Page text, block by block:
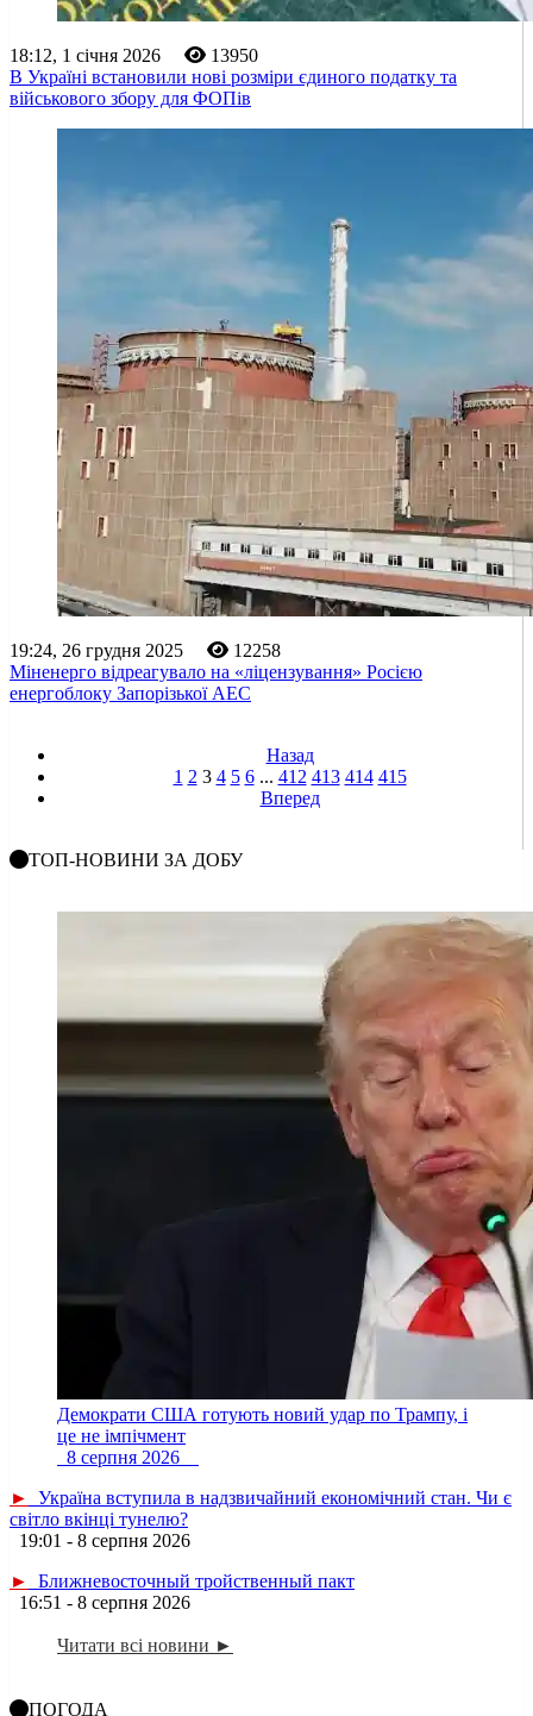
18:12, 1 січня 2026
13950
В Україні встановили нові розміри єдиного податку та
військового збору для ФОПів
19:24, 26 грудня 2025
12258
Міненерго відреагувало на «ліцензування» Росією
енергоблоку Запорізької АЕС
Назад
1 2 3 4 5 6 ... 412 413 414 415
Вперед
ТОП-НОВИНИ ЗА ДОБУ
Демократи США готують новий удар по Трампу, і
це не імпічмент
8 серпня 2026
►
Україна вступила в надзвичайний економічний стан. Чи є
світло вкінці тунелю?
19:01 - 8 серпня 2026
►
Ближневосточный тройственный пакт
16:51 - 8 серпня 2026
Читати всі новини ►
ПОГОДА